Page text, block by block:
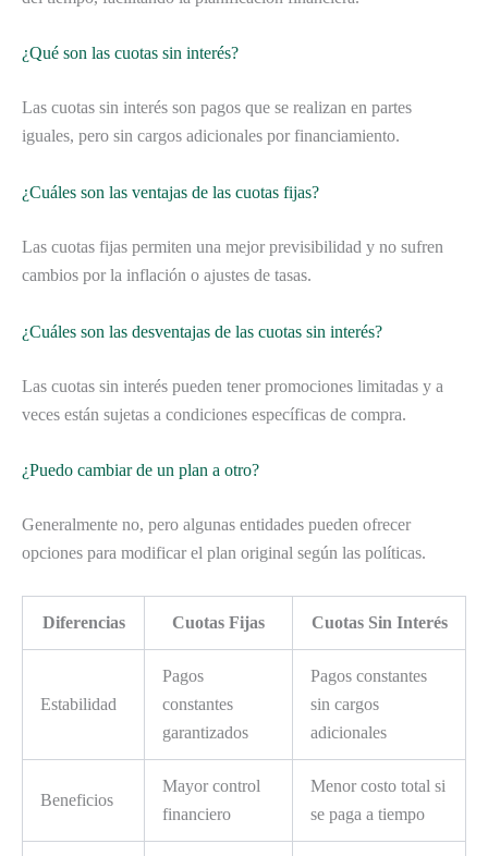
¿Qué son las cuotas sin interés?
Las cuotas sin interés son pagos que se realizan en partes
iguales, pero sin cargos adicionales por financiamiento.
¿Cuáles son las ventajas de las cuotas fijas?
Las cuotas fijas permiten una mejor previsibilidad y no sufren
cambios por la inflación o ajustes de tasas.
¿Cuáles son las desventajas de las cuotas sin interés?
Las cuotas sin interés pueden tener promociones limitadas y a
veces están sujetas a condiciones específicas de compra.
¿Puedo cambiar de un plan a otro?
Generalmente no, pero algunas entidades pueden ofrecer
opciones para modificar el plan original según las políticas.
Diferencias Cuotas Fijas Cuotas Sin Interés
Estabilidad
Pagos
constantes
garantizados
Pagos constantes
sin cargos
adicionales
Beneficios
Mayor control
financiero
Menor costo total si
se paga a tiempo